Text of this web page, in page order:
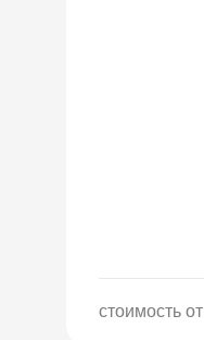
стоимость от